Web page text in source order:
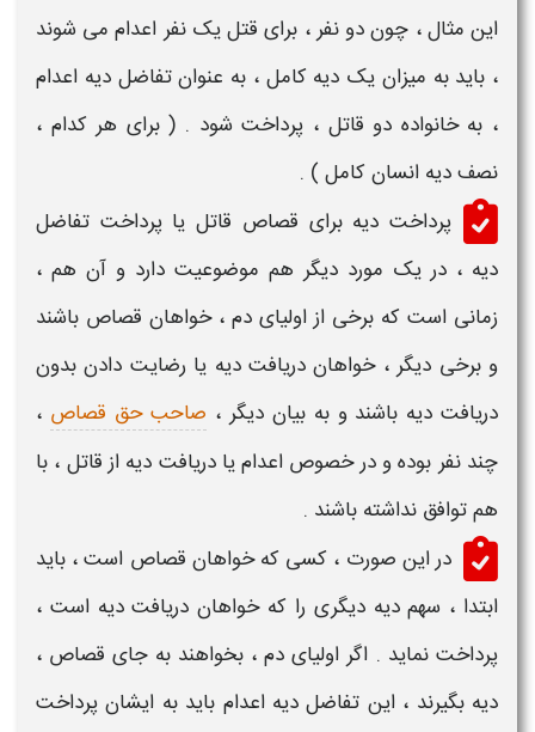
این مثال ، چون دو نفر ، برای قتل یک نفر اعدام می شوند
، باید به میزان یک دیه کامل ، به عنوانتفاضل دیه اعدام
، به خانواده دو قاتل، پرداخت شود . ( برای هر کدام ،
نصفدیه انسان کامل ) .
پرداخت دیه برای قصاص قاتلیاپرداخت تفاضل
دیه ، در یک مورد دیگر هم موضوعیت دارد و آن هم ،
زمانی است که برخی از اولیای دم ، خواهان قصاص باشند
و برخی دیگر ، خواهان دریافتدیه یا رضایت دادن بدون
دریافت دیه باشند و به بیان دیگر ، صاحب حق قصاص ،
چند نفر بوده و در خصوص اعدام یا دریافت دیهاز قاتل ، با
هم توافق نداشته باشند .
در این صورت ، کسی که خواهان قصاص است ، باید
ابتدا ، سهمدیهدیگری را که خواهان دریافتدیه است ،
پرداخت نماید . اگر اولیای دم ، بخواهند به جای قصاص ،
دیهبگیرند ، این تفاضل دیه اعدام باید به ایشان پرداخت